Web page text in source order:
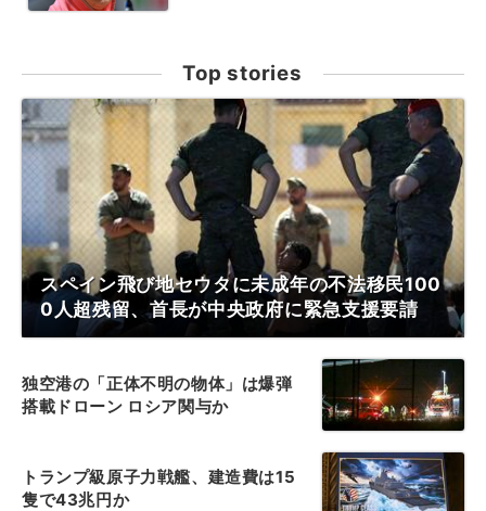
Top stories
スペイン飛び地セウタに未成年の不法移民100
0人超残留、首長が中央政府に緊急支援要請
独空港の「正体不明の物体」は爆弾
搭載ドローン ロシア関与か
トランプ級原子力戦艦、建造費は15
隻で43兆円か